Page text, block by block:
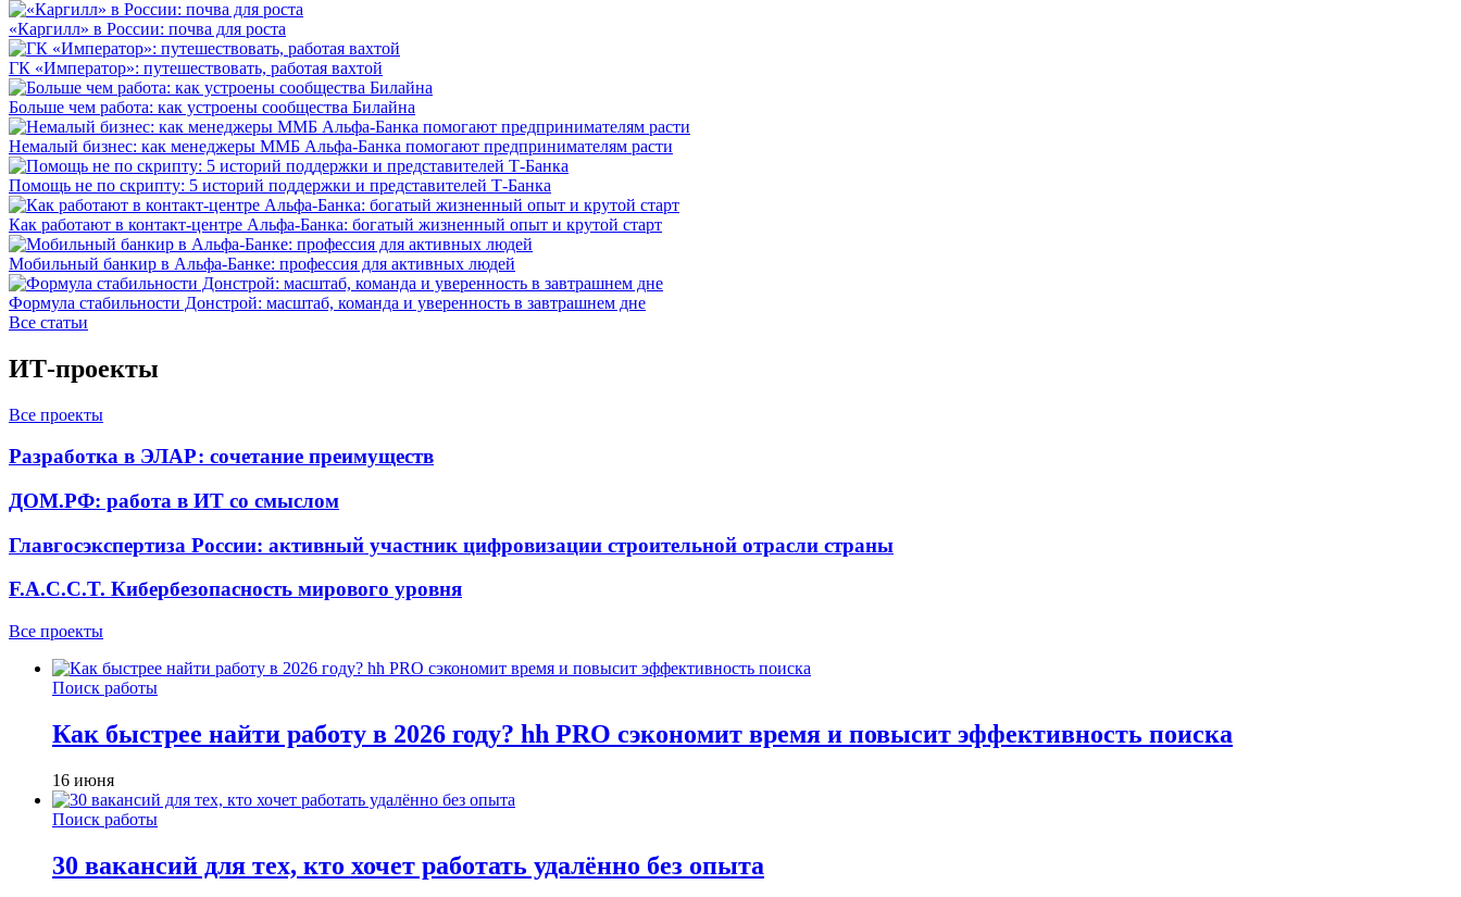
«Каргилл» в России: почва для роста
ГК «Император»: путешествовать, работая вахтой
Больше чем работа: как устроены сообщества Билайна
Немалый бизнес: как менеджеры ММБ Альфа-Банка помогают предпринимателям расти
Помощь не по скрипту: 5 историй поддержки и представителей Т-Банка
Как работают в контакт-центре Альфа-Банка: богатый жизненный опыт и крутой старт
Мобильный банкир в Альфа-Банке: профессия для активных людей
Формула стабильности Донстрой: масштаб, команда и уверенность в завтрашнем дне
Все статьи
ИТ-проекты
Все проекты
Разработка в ЭЛАР: сочетание преимуществ
ДОМ.РФ: работа в ИТ со смыслом
Главгосэкспертиза России: активный участник цифровизации строительной отрасли страны
F.A.C.C.T. Кибербезопасность мирового уровня
Все проекты
Поиск работы
Как быстрее найти работу в 2026 году? hh PRO сэкономит время и повысит эффективность поиска
16 июня
Поиск работы
30 вакансий для тех, кто хочет работать удалённо без опыта